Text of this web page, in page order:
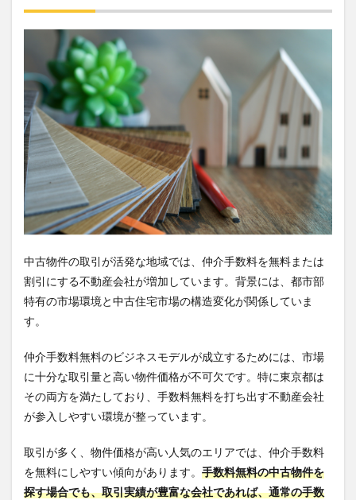
中古物件の取引が活発な地域では、仲介手数料を無料または
割引にする不動産会社が増加しています。背景には、都市部
特有の市場環境と中古住宅市場の構造変化が関係していま
す。
仲介手数料無料のビジネスモデルが成立するためには、市場
に十分な取引量と高い物件価格が不可欠です。特に東京都は
その両方を満たしており、手数料無料を打ち出す不動産会社
が参入しやすい環境が整っています。
取引が多く、物件価格が高い人気のエリアでは、仲介手数料
を無料にしやすい傾向があります。 手数料無料の中古物件を
探す場合でも、取引実績が豊富な会社であれば、通常の手数